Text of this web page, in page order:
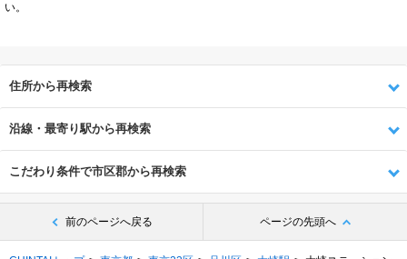
い。
住所から再検索
沿線・最寄り駅から再検索
こだわり条件で市区郡から再検索
前のページへ戻る ページの先頭へ